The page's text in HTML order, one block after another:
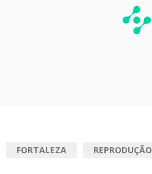
FORTALEZA REPRODUÇÃO